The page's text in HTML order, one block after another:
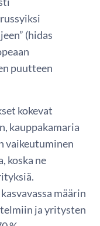
(hidas
puutteen
kokevat
kauppakamaria
vaikeutuminen
koska ne
määrin
ja yritysten